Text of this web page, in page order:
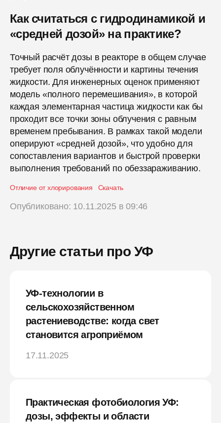
Как считаться с гидродинамикой и
«средней дозой» на практике?
Точный расчёт дозы в реакторе в общем случае
требует поля облучённости и картины течения
жидкости. Для инженерных оценок применяют
модель «полного перемешивания», в которой
каждая элементарная частица жидкости как бы
проходит все точки зоны облучения с равным
временем пребывания. В рамках такой модели
оперируют «средней дозой», что удобно для
сопоставления вариантов и быстрой проверки
выполнения требований по обеззараживанию.
Отличие от хлорирования Скачать
Опубликовано: 10.11.2025 в 09:46
Другие статьи про УФ
УФ-технологии в
сельскохозяйственном
растениеводстве: когда свет
становится агроприёмом
17.11.2025
Практическая фотобиология УФ:
дозы, эффекты и области